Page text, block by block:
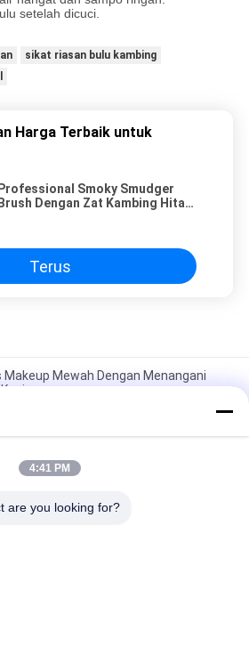
setelah dicuci.
sikat riasan bulu kambing
Harga Terbaik untuk
Professional Smoky Smudger
Brush Dengan Zat Kambing Hitam
Terus
Makeup Mewah Dengan Menangani
mewah Dengan Rambut Kambing
dan Padat
Brush Dengan Rambut Sable Ultra
4:41 PM
are you looking for?